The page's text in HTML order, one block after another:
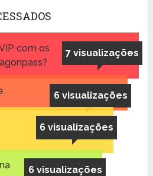
7 visualizações
com os
6 visualizações
6 visualizações
6 visualizações